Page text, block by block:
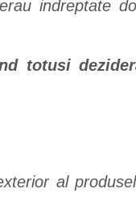
erau indreptate
totusi
al